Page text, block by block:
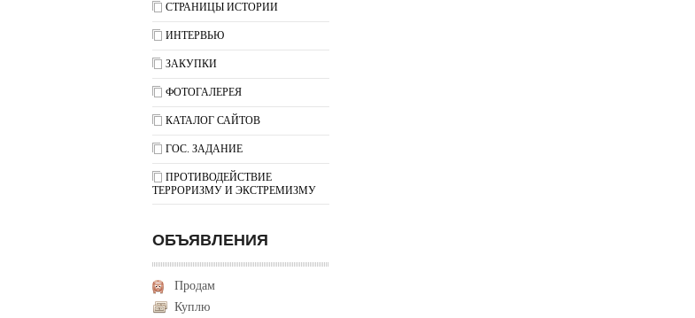
СТРАНИЦЫ ИСТОРИИ
ИНТЕРВЬЮ
ЗАКУПКИ
ФОТОГАЛЕРЕЯ
КАТАЛОГ САЙТОВ
ГОС. ЗАДАНИЕ
ПРОТИВОДЕЙСТВИЕ
ТЕРРОРИЗМУ И ЭКСТРЕМИЗМУ
ОБЪЯВЛЕНИЯ
Продам
Куплю